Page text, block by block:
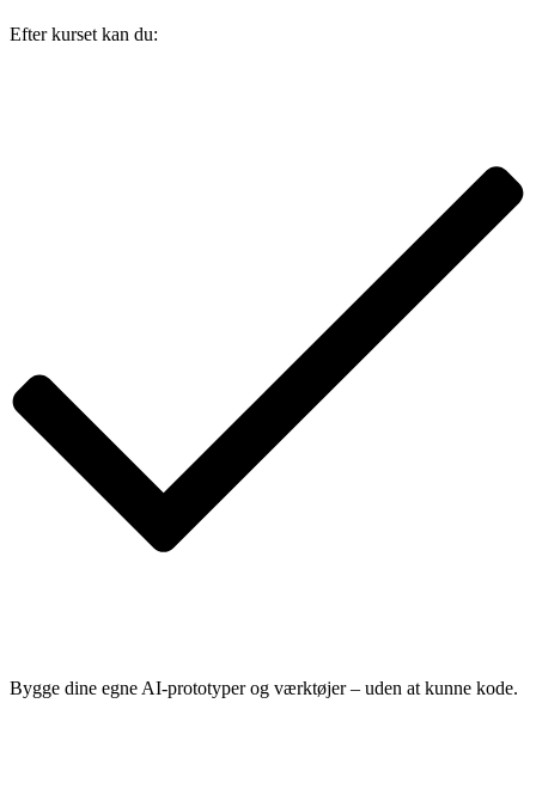
Efter kurset kan du:
Bygge dine egne AI-prototyper og værktøjer – uden at kunne kode.